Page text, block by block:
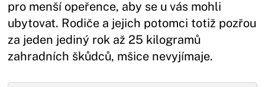
pro menší opeřence, aby se u vás mohli
ubytovat. Rodiče a jejich potomci totiž pozřou
za jeden jediný rok až 25 kilogramů
zahradních škůdců, mšice nevyjímaje.